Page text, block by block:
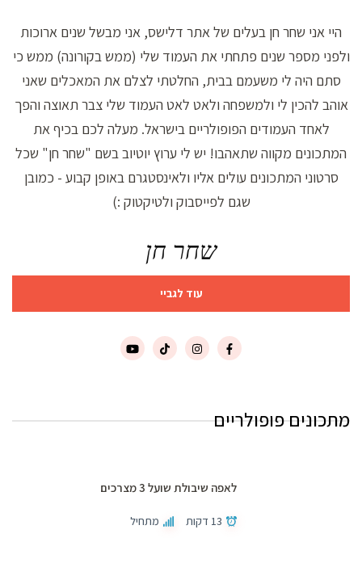
היי אני שחר חן בעלים של אתר דלישס, אני מבשל שנים ארוכות
ולפני מספר שנים פתחתי את העמוד שלי (ממש בקורונה) ממש כי
סתם היה לי משעמם בבית, החלטתי לצלם את המאכלים שאני
אוהב להכין לי ולמשפחה ולאט לאט העמוד שלי צבר תאוצה והפך
לאחד העמודים הפופולריים בישראל. מעלה לכם בכיף את
המתכונים מקווה שתאהבו! יש לי ערוץ יוטיוב בשם "שחר חן" שכל
סרטוני המתכונים עולים אליו ולאינסטגרם באופן קבוע - כמובן
שגם לפייסבוק ולטיקטוק :)
שחר חן
עוד לגביי
מתכונים פופולריים
לאפה שיבולת שועל 3 מצרכים
13 דקות מתחיל